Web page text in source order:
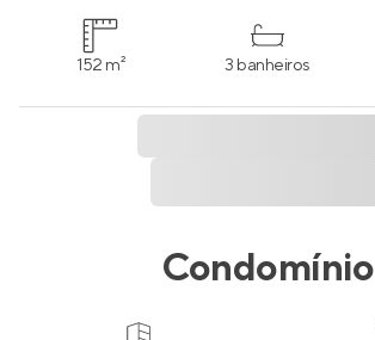
152 m² 3 banheiros
Condomínio